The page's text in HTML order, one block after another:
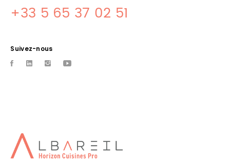
+33 5 65 37 02 51
Suivez-nous
CONCEPTION CUISINES